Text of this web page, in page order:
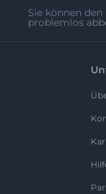
Sie können
problemlos